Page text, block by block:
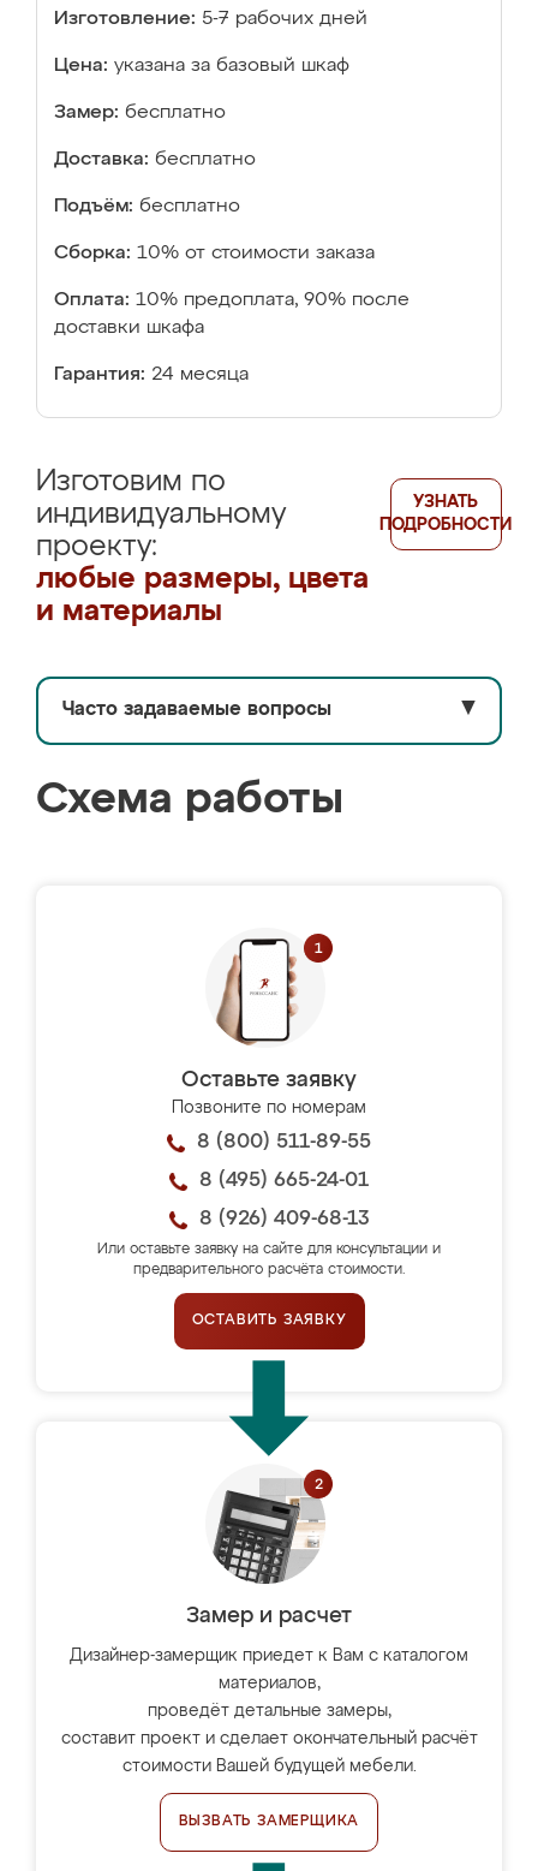
Изготовление: 5-7 рабочих дней
Цена: указана за базовый шкаф
Замер: бесплатно
Доставка: бесплатно
Подъём: бесплатно
Сборка: 10% от стоимости заказа
Оплата: 10% предоплата, 90% после
доставки шкафа
Гарантия: 24 месяца
Изготовим по
индивидуальному
проекту:
любые размеры, цвета
и материалы
УЗНАТЬ
ПОДРОБНОСТИ
Часто задаваемые вопросы ▼
Схема работы
Оставьте заявку
Позвоните по номерам
8 (800) 511-89-55
8 (495) 665-24-01
8 (926) 409-68-13
Или оставьте заявку на сайте для консультации и
предварительного расчёта стоимости.
ОСТАВИТЬ ЗАЯВКУ
Замер и расчет
Дизайнер-замерщик приедет к Вам с каталогом
материалов,
проведёт детальные замеры,
составит проект и сделает окончательный расчёт
стоимости Вашей будущей мебели.
ВЫЗВАТЬ ЗАМЕРЩИКА